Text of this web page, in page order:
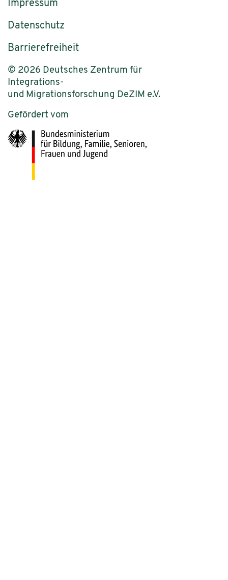
Impressum
Datenschutz
Barrierefreiheit
© 2026 Deutsches Zentrum für
Integrations-
und Migrationsforschung DeZIM e.V.
Gefördert vom